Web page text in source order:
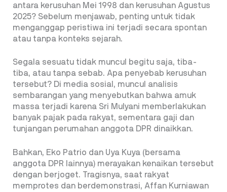
antara kerusuhan Mei 1998 dan kerusuhan Agustus
2025? Sebelum menjawab, penting untuk tidak
menganggap peristiwa ini terjadi secara spontan
atau tanpa konteks sejarah.
Segala sesuatu tidak muncul begitu saja, tiba-
tiba, atau tanpa sebab. Apa penyebab kerusuhan
tersebut? Di media sosial, muncul analisis
sembarangan yang menyebutkan bahwa amuk
massa terjadi karena Sri Mulyani memberlakukan
banyak pajak pada rakyat, sementara gaji dan
tunjangan perumahan anggota DPR dinaikkan.
Bahkan, Eko Patrio dan Uya Kuya (bersama
anggota DPR lainnya) merayakan kenaikan tersebut
dengan berjoget. Tragisnya, saat rakyat
memprotes dan berdemonstrasi, Affan Kurniawan